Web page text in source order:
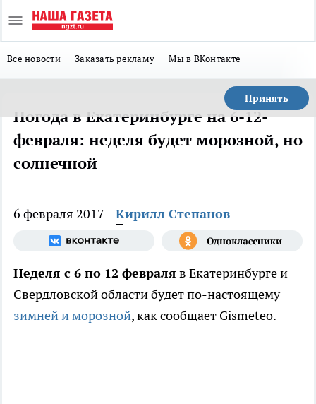
Все новости Заказать рекламу Мы в ВКонтакте
Принять
Погода в Екатеринбурге на 6-12-
февраля: неделя будет морозной, но
солнечной
6 февраля 2017 Кирилл Степанов
Неделя с 6 по 12 февраля в Екатеринбурге и
Свердловской области будет по-настоящему
зимней и морозной, как сообщает Gismeteo.